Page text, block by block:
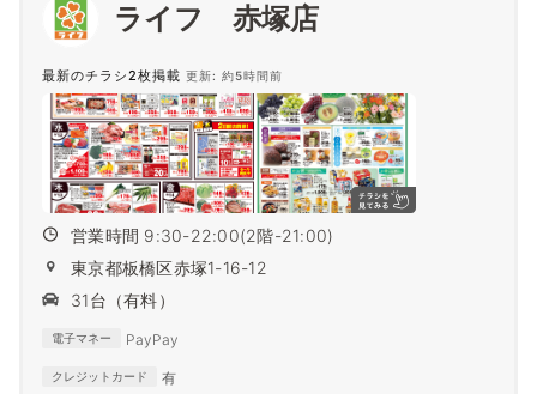
ライフ 赤塚店
最新のチラシ2枚掲載 更新: 約5時間前
営業時間 9:30-22:00(2階-21:00)
東京都板橋区赤塚1-16-12
31台（有料）
電子マネー PayPay
クレジットカード 有